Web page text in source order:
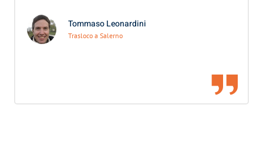
Tommaso Leonardini
Trasloco a Salerno